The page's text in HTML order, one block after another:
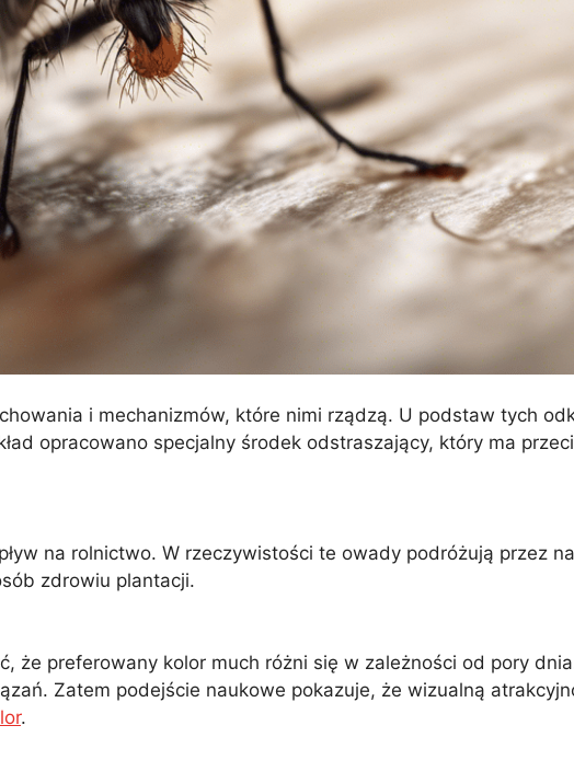
i mechanizmów, które nimi rządzą. U podstaw tych
opracowano specjalny środek odstraszający, który ma
na rolnictwo. W rzeczywistości te owady podróżują przez
zdrowiu plantacji.
preferowany kolor much różni się w zależności od pory
Zatem podejście naukowe pokazuje, że wizualną
.